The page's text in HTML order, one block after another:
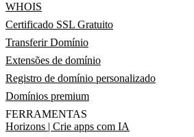
WHOIS
Certificado SSL Gratuito
Transferir Domínio
Extensões de domínio
Registro de domínio personalizado
Domínios premium
FERRAMENTAS
Horizons | Crie apps com IA